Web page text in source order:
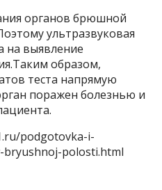
органов брюшной
ультразвуковая
​​на выявление
образом,
теста напрямую
поражен болезнью и
podgotovka-i-
polosti.html